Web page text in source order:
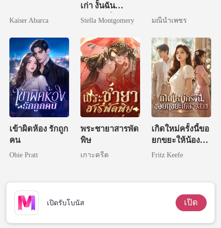
Kaiser Abarca
เก่า งั้นฉัน
แต่งงานใหม่
Stella Montgomery มณีน้ำเพชร
เข้าผิดห้อง รักถูก
คน
Obie Pratt
พระชายาสารพัด
พิษ
เกาะครีต
เกิดใหม่ครั้งนี้ขอ
ยกขยะให้น้อง
สาว
Fritz Keefe
เปิดรับโบนัส เปิด